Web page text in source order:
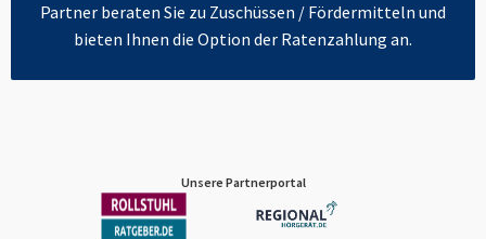
Partner beraten Sie zu Zuschüssen / Fördermitteln und
bieten Ihnen die Option der Ratenzahlung an.
Unsere Partnerportal